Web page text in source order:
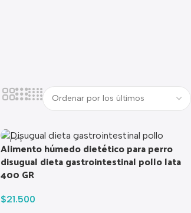
Alimento húmedo dietético para perro
disugual dieta gastrointestinal pollo lata
400 GR
$21.500